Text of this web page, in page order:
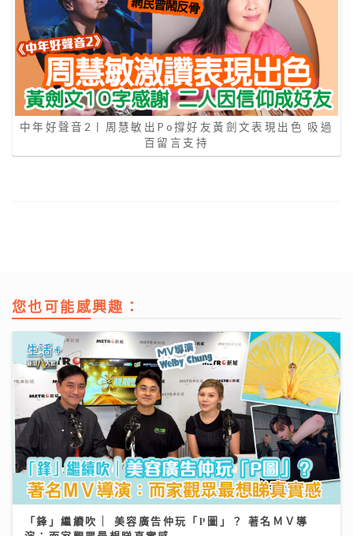
中年好聲音2丨周慧敏出Po撐好友黃劍文表現出色 吸過
百留言支持
您也可能感興趣：
「鋒」繼續吹 | 美容廣告仲玩「P圖」？ 著名ＭＶ導